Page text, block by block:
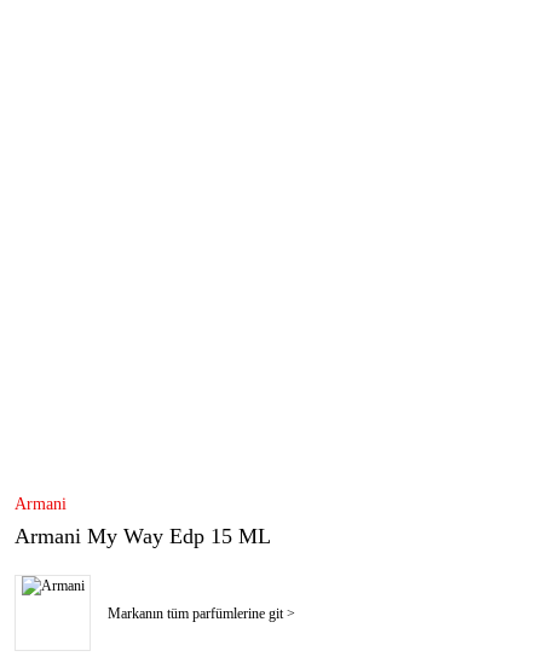
Armani
Armani My Way Edp 15 ML
Markanın tüm parfümlerine git >